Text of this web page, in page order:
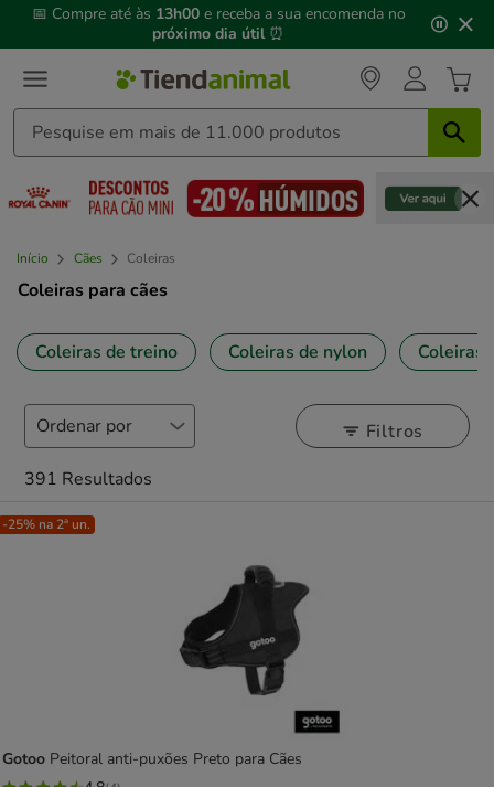
3,
mensagem,
📅 Compre até às 13h00 e receba a sua encomenda no
próximo dia útil ⏰
Início Cães Coleiras
Coleiras para cães
Coleiras de treino Coleiras de nylon Coleiras
Filtros
391 Resultados
-25% na 2ª un.
Gotoo Peitoral anti-puxões Preto para Cães